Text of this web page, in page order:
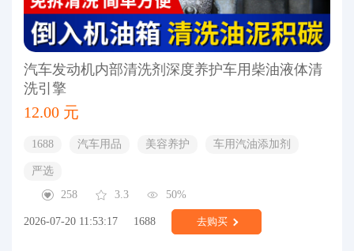
汽车发动机内部清洗剂深度养护车用柴油液体清
洗引擎
12.00 元
1688 汽车用品 美容养护 车用汽油添加剂
严选
258
3.3 50%
2026-07-20 11:53:17 1688 去购买